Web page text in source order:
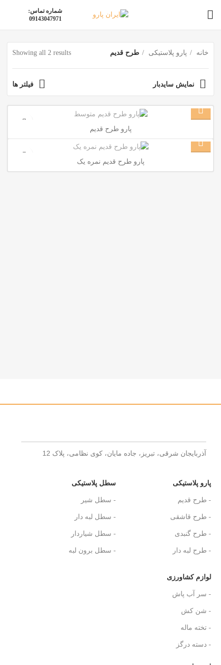
شماره تماس:
09143047971
خانه پارو پلاستیکی طرح قدیم Showing all 2 results
نمایش سایدبار فیلتر ها
پارو طرح قدیم
پارو طرح قدیم نمره یک
آذربایجان شرقی، تبریز، جاده مایان، کوی نظامی، پلاک 12
پارو پلاستیکی
- طرح قدیم
- طرح قاشقی
- طرح گنبدی
- طرح لبه دار
سطل پلاستیکی
- سطل شیر
- سطل لبه دار
- سطل شیاردار
- سطل برون لبه
لوازم کشاورزی
- سر آب پاش
- شن کش
- تخته ماله
- دسته درگز